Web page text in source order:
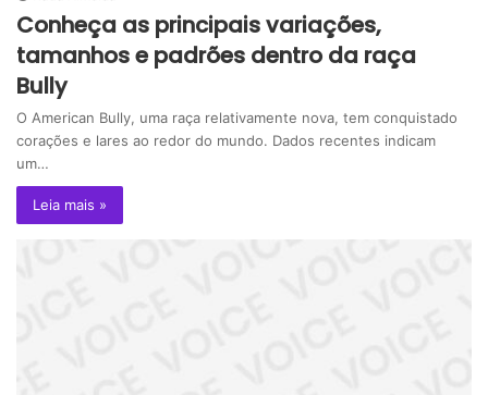
Conheça as principais variações,
tamanhos e padrões dentro da raça
Bully
O American Bully, uma raça relativamente nova, tem conquistado
corações e lares ao redor do mundo. Dados recentes indicam
um…
Leia mais »